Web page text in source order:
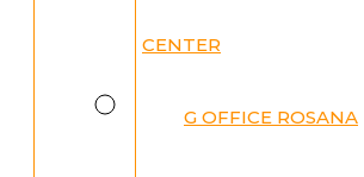
CENTER
G OFFICE ROSANA